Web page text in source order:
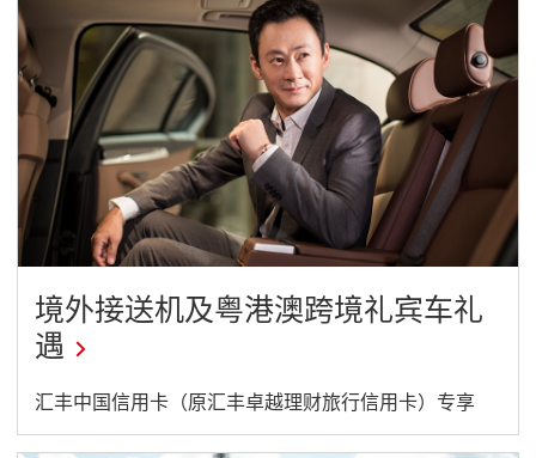
window
境外接送机及粤港澳跨境礼宾车礼
遇
This
link
汇丰中国信用卡（原汇丰卓越理财旅行信用卡）专享